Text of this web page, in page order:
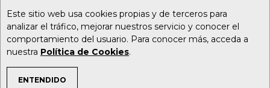
Este sitio web usa cookies propias y de terceros para
analizar el tráfico, mejorar nuestros servicio y conocer el
comportamiento del usuario. Para conocer más, acceda a
nuestra Política de Cookies.
ENTENDIDO